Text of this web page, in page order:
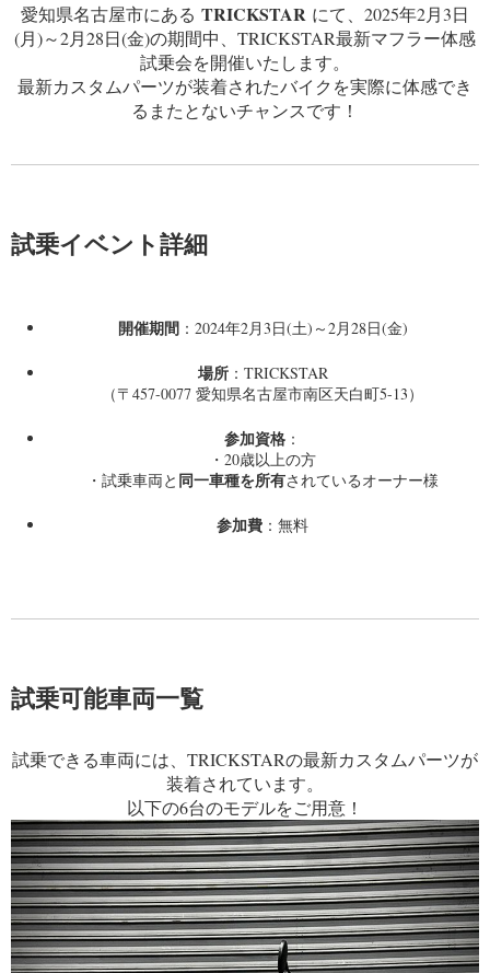
愛知県名古屋市にある TRICKSTAR にて、2025年2月3日
(月)～2月28日(金)の期間中、TRICKSTAR最新マフラー体感
試乗会を開催いたします。
最新カスタムパーツが装着されたバイクを実際に体感でき
るまたとないチャンスです！
試乗イベント詳細
開催期間：2024年2月3日(土)～2月28日(金)
場所：TRICKSTAR
（〒457-0077 愛知県名古屋市南区天白町5-13）
参加資格 ：
・20歳以上の方
・試乗車両と 同一車種を所有されているオーナー様
参加費 ：無料
試乗可能車両一覧
試乗できる車両には、TRICKSTARの最新カスタムパーツが
装着されています。
以下の6台のモデルをご用意！